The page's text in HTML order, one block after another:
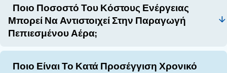
πεπιεσμένο αέρα που απαιτείται από το
παραγωγής σας, θα παράγει περισσότερο
από ό,τι χρειάζεται. Αντίθετα, εάν είναι πολύ